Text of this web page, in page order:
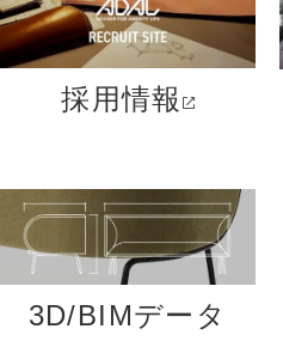
採用情報
3D/BIMデータ